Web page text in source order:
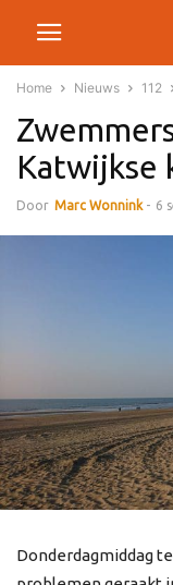
Home Nieuws 112
Katwijkse
Door Marc Wonnink - 6
Donderdagmiddag